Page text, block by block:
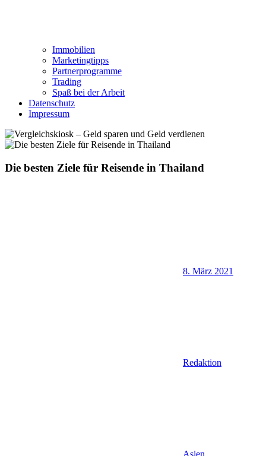
Immobilien
Marketingtipps
Partnerprogramme
Trading
Spaß bei der Arbeit
Datenschutz
Impressum
Die besten Ziele für Reisende in Thailand
8. März 2021
Redaktion